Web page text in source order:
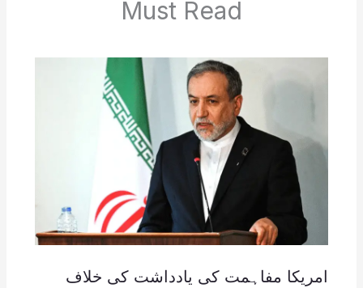
Must Read
امریکا مفاہمت کی یادداشت کی خلاف